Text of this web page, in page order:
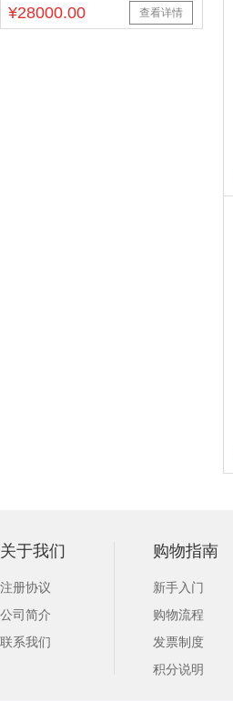
¥28000.00 查看详情
关于我们
注册协议
公司简介
联系我们
购物指南
新手入门
购物流程
发票制度
积分说明